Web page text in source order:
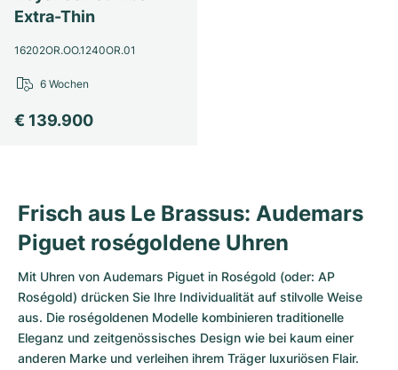
Damenuhren
Damenuhren
Extra-Thin
16202OR.OO.1240OR.01
€ 139.900
6 Wochen
Frisch aus Le Brassus: Audemars
Piguet roségoldene Uhren
Mit Uhren von Audemars Piguet in Roségold (oder: AP
Roségold) drücken Sie Ihre Individualität auf stilvolle Weise
aus. Die roségoldenen Modelle kombinieren traditionelle
Eleganz und zeitgenössisches Design wie bei kaum einer
anderen Marke und verleihen ihrem Träger luxuriösen Flair.